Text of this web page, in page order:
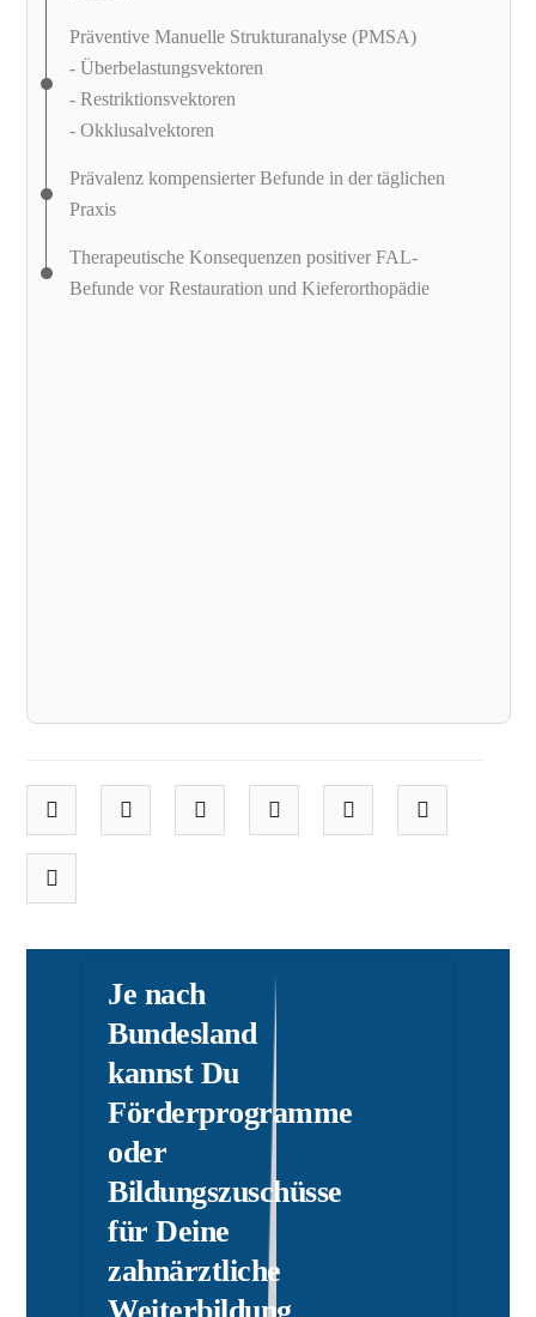
Präventive Manuelle Strukturanalyse (PMSA)
- Überbelastungsvektoren
- Restriktionsvektoren
- Okklusalvektoren
Prävalenz kompensierter Befunde in der täglichen
Praxis
Therapeutische Konsequenzen positiver FAL-
Befunde vor Restauration und Kieferorthopädie
Je nach
Bundesland
kannst Du
Förderprogramme
oder
Bildungszuschüsse
für Deine
zahnärztliche